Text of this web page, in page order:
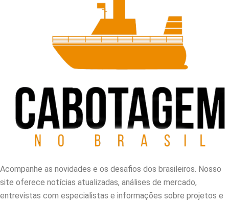
Acompanhe as novidades e os desafios dos brasileiros. Nosso
site oferece notícias atualizadas, análises de mercado,
entrevistas com especialistas e informações sobre projetos e